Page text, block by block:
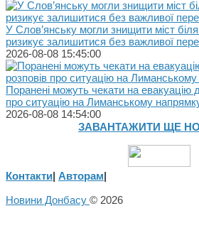
У Слов’янську могли знищити міст
ризикує залишитися без важливої
2026-08-08 15:45:00
Поранені можуть чекати на евакуацію
про ситуацію на Лиманському
2026-08-08 14:54:00
ЗАВАНТАЖИТИ ЩЕ
Контакти| Авторам|
Новини Донбасу © 2026